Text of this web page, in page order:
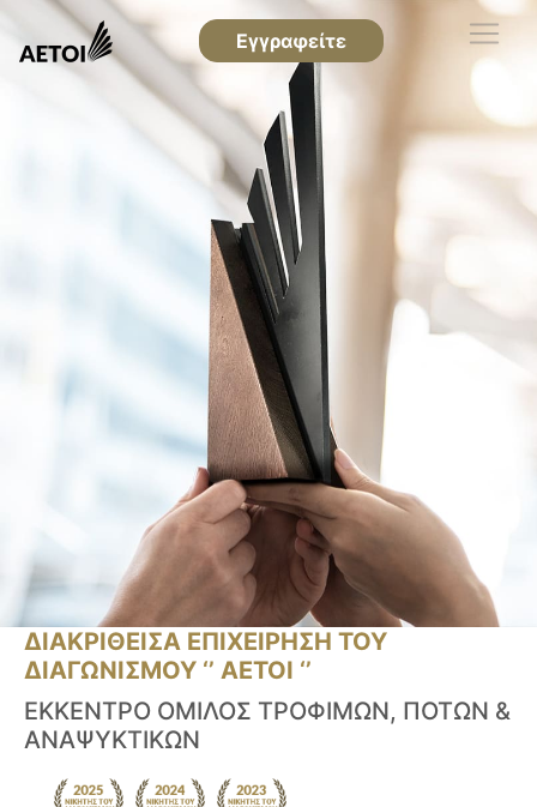
Εγγραφείτε
ΔΙΑΚΡΙΘΕΙΣΑ ΕΠΙΧΕΙΡΗΣΗ ΤΟΥ
ΔΙΑΓΩΝΙΣΜΟΥ ‘’ ΑΕΤΟΙ ‘’
ΕΚΚΕΝΤΡΟ ΟΜΙΛΟΣ ΤΡΟΦΙΜΩΝ, ΠΟΤΩΝ &
ΑΝΑΨΥΚΤΙΚΩΝ